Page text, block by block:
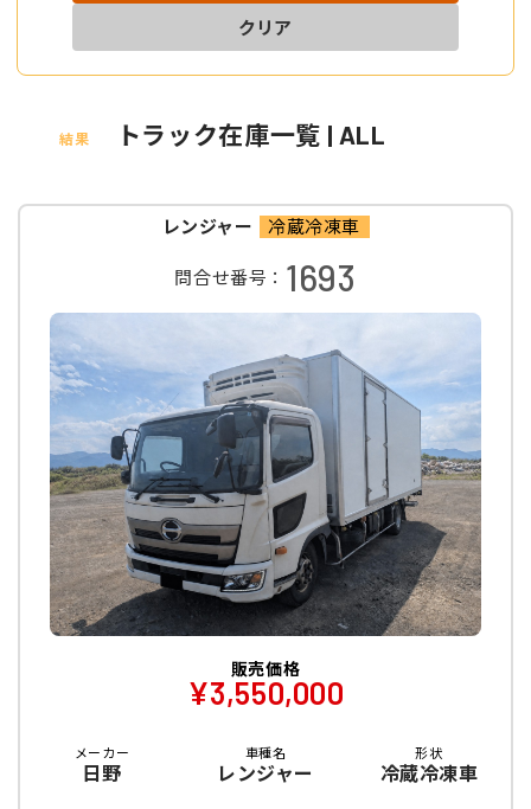
クリア
結果 トラック在庫一覧 | ALL
レンジャー 冷蔵冷凍車
問合せ番号： 1693
販売価格
¥3,550,000
メーカー
日野
車種名
レンジャー
形状
冷蔵冷凍車